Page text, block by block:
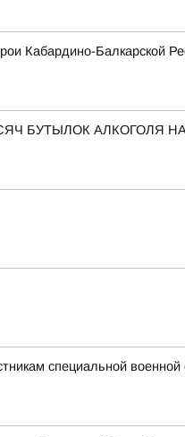
Кабардино-Балкарской
БУТЫЛОК АЛКОГОЛЯ
специальной военной